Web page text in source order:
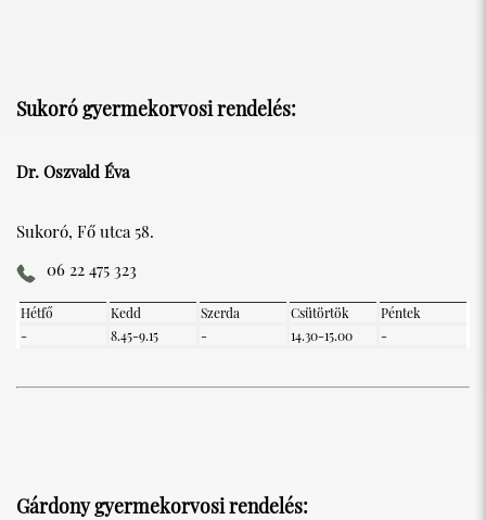
Sukoró gyermekorvosi rendelés:
Dr. Oszvald Éva
Sukoró, Fő utca 58.
06 22 475 323
Hétfő Kedd Szerda Csütörtök
Péntek
-
8.45-9.15 - 14.30-15.00 -
Gárdony gyermekorvosi rendelés: